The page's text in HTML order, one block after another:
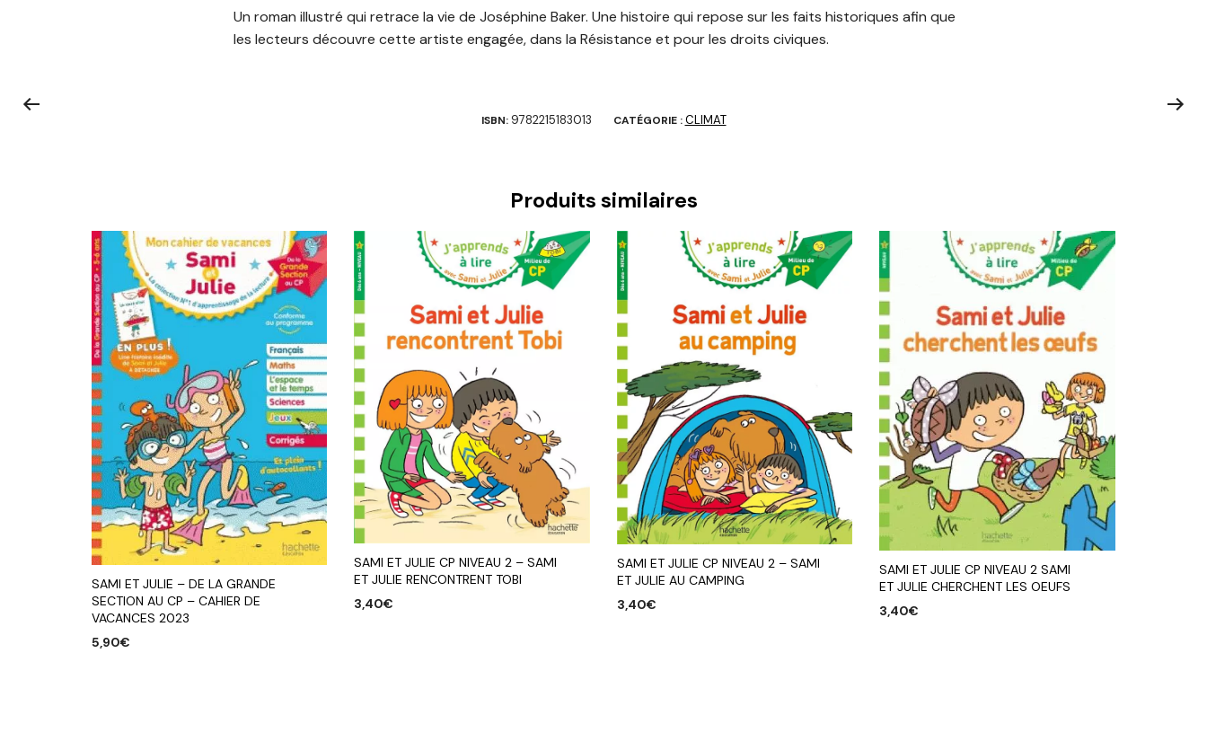
Un roman illustré qui retrace la vie de Joséphine Baker. Une histoire qui repose sur les faits historiques afin que
les lecteurs découvre cette artiste engagée, dans la Résistance et pour les droits civiques.
ISBN: 9782215183013 CATÉGORIE :CLIMAT
Produits similaires
SAMI ET JULIE – DE LA GRANDE
SECTION AU CP – CAHIER DE
VACANCES 2023
5,90€
SAMI ET JULIE CP NIVEAU 2 – SAMI
ET JULIE RENCONTRENT TOBI
3,40€
SAMI ET JULIE CP NIVEAU 2 – SAMI
ET JULIE AU CAMPING
3,40€
SAMI ET JULIE CP NIVEAU 2 SAMI
ET JULIE CHERCHENT LES OEUFS
3,40€